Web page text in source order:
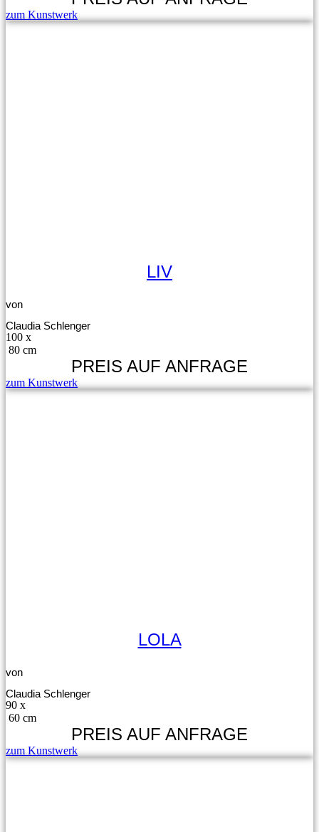
zum Kunstwerk
LIV
von
Claudia Schlenger
100 x
80 cm
PREIS AUF ANFRAGE
zum Kunstwerk
LOLA
von
Claudia Schlenger
90 x
60 cm
PREIS AUF ANFRAGE
zum Kunstwerk